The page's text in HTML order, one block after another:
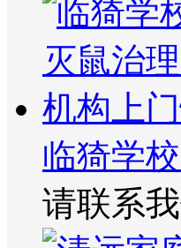
临猗学
请联系